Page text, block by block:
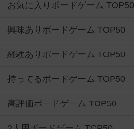
お気に入りボードゲーム TOP50
興味ありボードゲーム TOP50
経験ありボードゲーム TOP50
持ってるボードゲーム TOP50
高評価ボードゲーム TOP50